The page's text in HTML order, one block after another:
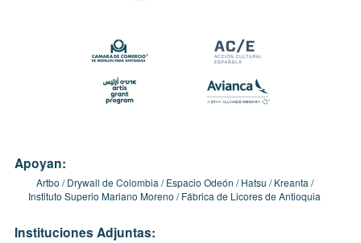
Apoyan:
Artbo Drywall de Colombia Espacio Odeón Hatsu
Kreanta
Instituto Superio Mariano Moreno
Fábrica de Licores de Antioquia
Instituciones Adjuntas: